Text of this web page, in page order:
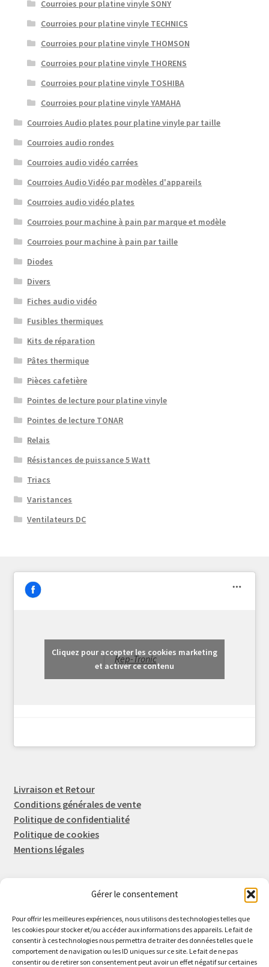
Gérer le consentement
Pour offrir les meilleures expériences, nous utilisons des technologies telles que
les cookies pour stocker et/ou accéder aux informations des appareils. Le fait de
consentir à ces technologies nous permettra de traiter des données telles que le
comportement de navigation ou les ID uniques sur ce site. Le fait de ne pas
consentir ou de retirer son consentement peut avoir un effet négatif sur certaines
Courroies pour platine vinyle SONY
Courroies pour platine vinyle TECHNICS
Courroies pour platine vinyle THOMSON
Courroies pour platine vinyle THORENS
Courroies pour platine vinyle TOSHIBA
Courroies pour platine vinyle YAMAHA
Courroies Audio plates pour platine vinyle par taille
Courroies audio rondes
Courroies audio vidéo carrées
Courroies Audio Vidéo par modèles d'appareils
Courroies audio vidéo plates
Courroies pour machine à pain par marque et modèle
Courroies pour machine à pain par taille
Diodes
Divers
Fiches audio vidéo
Fusibles thermiques
Kits de réparation
Pâtes thermique
Pièces cafetière
Pointes de lecture pour platine vinyle
Pointes de lecture TONAR
Relais
Résistances de puissance 5 Watt
Triacs
Varistances
Ventilateurs DC
Rep-Tronic
Cliquez pour accepter les cookies marketing
et activer ce contenu
Livraison et Retour
Conditions générales de vente
Politique de confidentialité
Politique de cookies
Mentions légales
Eric FORTIER EI
16 Rue de l'Espérance
14600 Honfleur
02 61 82 01 89